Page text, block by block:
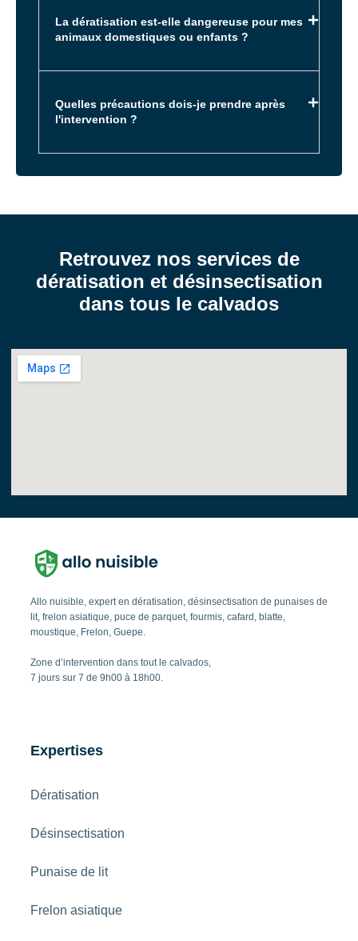
La dératisation est-elle dangereuse pour mes
animaux domestiques ou enfants ?
Quelles précautions dois-je prendre après
l'intervention ?
Retrouvez nos services de
dératisation et désinsectisation
dans tous le calvados
Allo nuisible, expert en dératisation, désinsectisation de punaises de
lit, frelon asiatique, puce de parquet, fourmis, cafard, blatte,
moustique, Frelon, Guepe.
Zone d’intervention dans tout le calvados,
7 jours sur 7 de 9h00 à 18h00.
Expertises
Dératisation
Désinsectisation
Punaise de lit
Frelon asiatique